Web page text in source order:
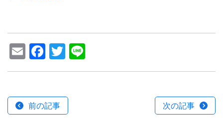
EmailFacebook
Twitter
前の記事 次の記事